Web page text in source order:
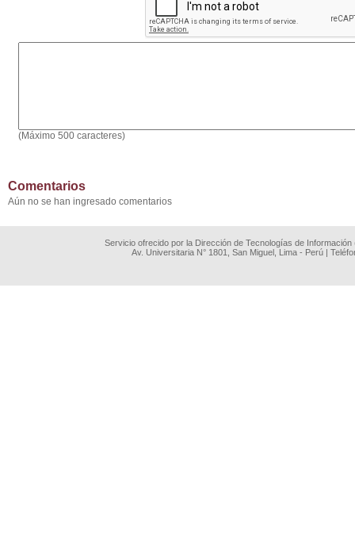
(Máximo 500 caracteres)
Comentarios
Aún no se han ingresado comentarios
Servicio ofrecido por la Dirección de Tecnologías de
Av. Universitaria N° 1801, San Miguel, Lima - Perú |